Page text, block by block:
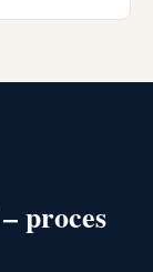
proces